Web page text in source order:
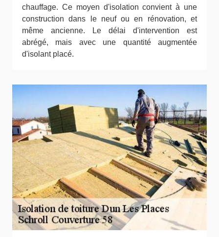
chauffage. Ce moyen d'isolation convient à une
construction dans le neuf ou en rénovation, et
même ancienne. Le délai d'intervention est
abrégé, mais avec une quantité augmentée
d'isolant placé.